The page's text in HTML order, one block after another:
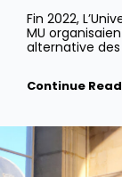
Fin 2022,
MU
alternative
Continue